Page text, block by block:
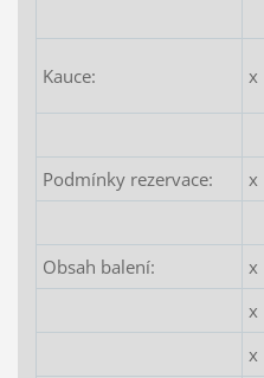
Kauce: x
Podmínky rezervace: x
Obsah balení: x
x
x